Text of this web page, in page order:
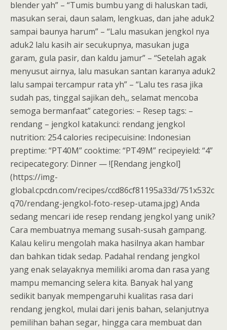
blender yah” – “Tumis bumbu yang di haluskan tadi,
masukan serai, daun salam, lengkuas, dan jahe aduk2
sampai baunya harum” – “Lalu masukan jengkol nya
aduk2 lalu kasih air secukupnya, masukan juga
garam, gula pasir, dan kaldu jamur” – “Setelah agak
menyusut airnya, lalu masukan santan karanya aduk2
lalu sampai tercampur rata yh” – “Lalu tes rasa jika
sudah pas, tinggal sajikan deh,, selamat mencoba
semoga bermanfaat” categories: – Resep tags: –
rendang – jengkol katakunci: rendang jengkol
nutrition: 254 calories recipecuisine: Indonesian
preptime: “PT40M” cooktime: “PT49M” recipeyield: “4”
recipecategory: Dinner — ![Rendang jengkol]
(https://img-
global.cpcdn.com/recipes/ccd86cf81195a33d/751x532c
q70/rendang-jengkol-foto-resep-utama.jpg) Anda
sedang mencari ide resep rendang jengkol yang unik?
Cara membuatnya memang susah-susah gampang.
Kalau keliru mengolah maka hasilnya akan hambar
dan bahkan tidak sedap. Padahal rendang jengkol
yang enak selayaknya memiliki aroma dan rasa yang
mampu memancing selera kita. Banyak hal yang
sedikit banyak mempengaruhi kualitas rasa dari
rendang jengkol, mulai dari jenis bahan, selanjutnya
pemilihan bahan segar, hingga cara membuat dan